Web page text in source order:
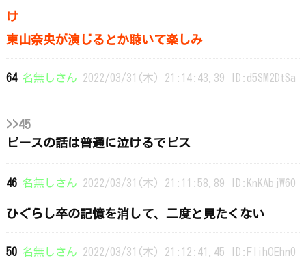
け
東山奈央が演じるとか聴いて楽しみ
64 名無しさん 2022/03/31(木) 21:14:43.39 ID:d5SM2DtSa
>>45
ピースの話は普通に泣けるでピス
46 名無しさん 2022/03/31(木) 21:11:58.89 ID:KnKAbjW60
ひぐらし卒の記憶を消して、二度と見たくない
50 名無しさん 2022/03/31(木) 21:12:41.45 ID:FIihOEhn0